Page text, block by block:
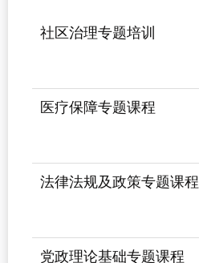
社区治理专题培训
医疗保障专题课程
法律法规及政策专题课程
党政理论基础专题课程